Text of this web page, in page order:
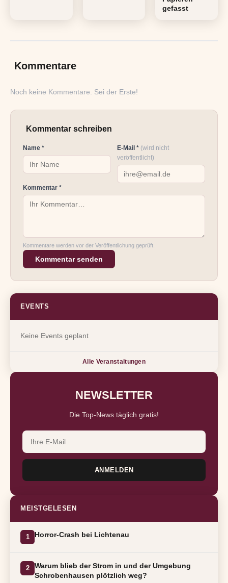
gefasst
Kommentare
Noch keine Kommentare. Sei der Erste!
Kommentar schreiben
Name * E-Mail * (wird nicht
veröffentlicht)
Kommentar *
Kommentare werden vor der Veröffentlichung geprüft.
Kommentar senden
EVENTS
Keine Events geplant
Alle Veranstaltungen
NEWSLETTER
Die Top-News täglich gratis!
ANMELDEN
MEISTGELESEN
1 Horror-Crash bei Lichtenau
2
Warum blieb der Strom in und der Umgebung
Schrobenhausen plötzlich weg?